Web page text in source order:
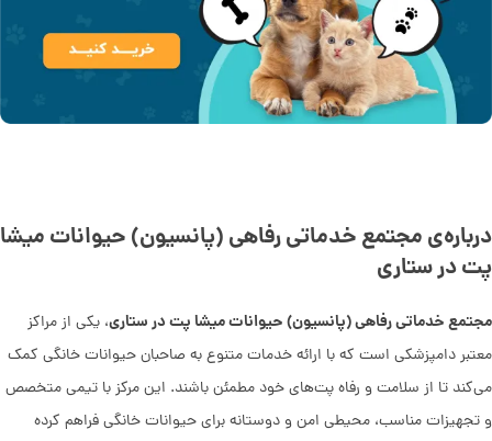
درباره‌ی مجتمع خدماتی رفاهی (پانسیون) حیوانات میشا
پت در ستاری
مجتمع خدماتی رفاهی (پانسیون) حیوانات میشا پت در ستاری، یکی از مراکز
معتبر دامپزشکی است که با ارائه خدمات متنوع به صاحبان حیوانات خانگی کمک
می‌کند تا از سلامت و رفاه پت‌های خود مطمئن باشند. این مرکز با تیمی متخصص
و تجهیزات مناسب، محیطی امن و دوستانه برای حیوانات خانگی فراهم کرده